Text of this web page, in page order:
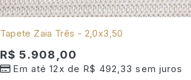
Tapete Zaia Três - 2,0x3,50
R$ 5.908,00
Em até 12x de R$ 492,33 sem juros